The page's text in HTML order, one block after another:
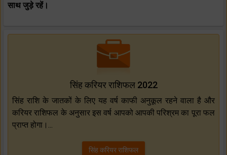
साथ जुड़े रहें।
सिंह करियर राशिफल 2022
सिंह राशि के जातकों के लिए यह वर्ष काफी अनुकूल रहने वाला है और
करियर राशिफल के अनुसार इस वर्ष आपको आपकी परिश्रम का पूरा फल
प्राप्त होगा।...
सिंह करियर राशिफल